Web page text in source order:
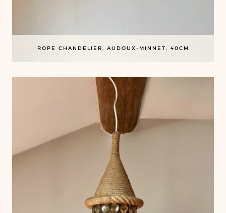
ROPE CHANDELIER, AUDOUX-MINNET, 40CM